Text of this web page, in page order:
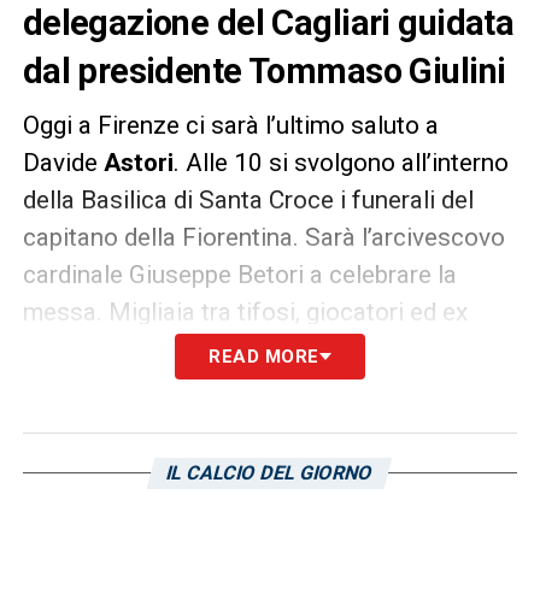
delegazione del Cagliari guidata
dal presidente Tommaso Giulini
Oggi a Firenze ci sarà l’ultimo saluto a
Davide Astori. Alle 10 si svolgono all’interno
della Basilica di Santa Croce i funerali del
capitano della Fiorentina. Sarà l’arcivescovo
cardinale Giuseppe Betori a celebrare la
messa. Migliaia tra tifosi, giocatori ed ex
sono presenti per dare l’ultimo saluto al
difensore. Sarà presente anche una
presidente Tommaso Giulini. Tra gli altri, ci
READ MORE
IL CALCIO DEL GIORNO